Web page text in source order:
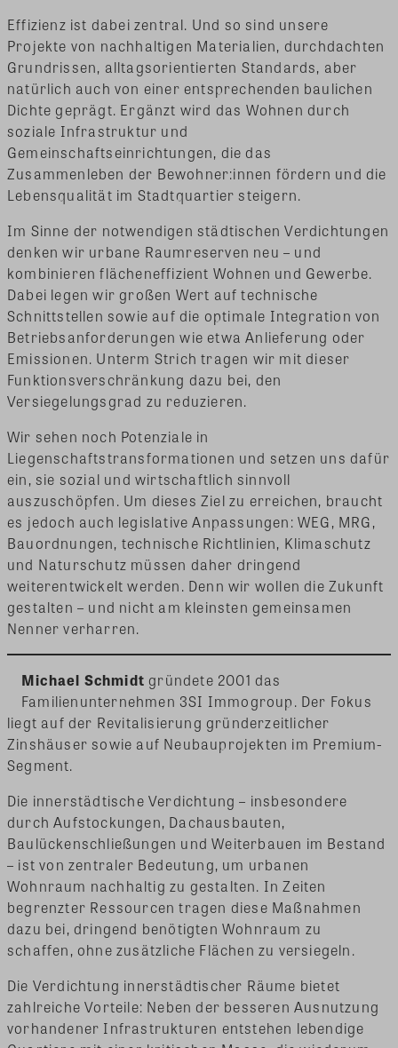
Effizienz ist dabei zentral. Und so sind unsere
Projekte von nachhaltigen Materialien, durchdachten
Grundrissen, alltagsorientierten Standards, aber
natürlich auch von einer entsprechenden baulichen
Dichte geprägt. Ergänzt wird das Wohnen durch
soziale Infrastruktur und
Gemeinschaftseinrichtungen, die das
Zusammenleben der Bewohner:innen fördern und die
Lebensqualität im Stadtquartier steigern.
Im Sinne der notwendigen städtischen Verdichtungen
denken wir urbane Raumreserven neu – und
kombinieren flächeneffizient Wohnen und Gewerbe.
Dabei legen wir großen Wert auf technische
Schnittstellen sowie auf die optimale Integration von
Betriebsanforderungen wie etwa Anlieferung oder
Emissionen. Unterm Strich tragen wir mit dieser
Funktionsverschränkung dazu bei, den
Versiegelungsgrad zu reduzieren.
Wir sehen noch Potenziale in
Liegenschaftstransformationen und setzen uns dafür
ein, sie sozial und wirtschaftlich sinnvoll
auszuschöpfen. Um dieses Ziel zu erreichen, braucht
es jedoch auch legislative Anpassungen: WEG, MRG,
Bauordnungen, technische Richtlinien, Klimaschutz
und Naturschutz müssen daher dringend
weiterentwickelt werden. Denn wir wollen die Zukunft
gestalten – und nicht am kleinsten gemeinsamen
Nenner verharren.
Michael Schmidt gründete 2001 das
Familienunternehmen 3SI Immogroup. Der Fokus
liegt auf der Revitalisierung gründerzeitlicher
Zinshäuser sowie auf Neubauprojekten im Premium-
Segment.
Die innerstädtische Verdichtung – insbesondere
durch Aufstockungen, Dachausbauten,
Baulückenschließungen und Weiterbauen im Bestand
– ist von zentraler Bedeutung, um urbanen
Wohnraum nachhaltig zu gestalten. In Zeiten
begrenzter Ressourcen tragen diese Maßnahmen
dazu bei, dringend benötigten Wohnraum zu
schaffen, ohne zusätzliche Flächen zu versiegeln.
Die Verdichtung innerstädtischer Räume bietet
zahlreiche Vorteile: Neben der besseren Ausnutzung
vorhandener Infrastrukturen entstehen lebendige